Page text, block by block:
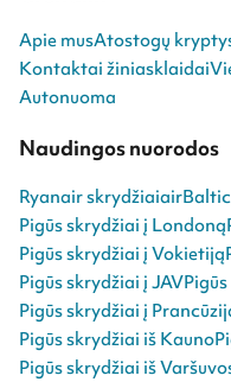
Apie musAtostogų
Kontaktai žiniasklaidai
Autonuoma
Naudingos nuorodos
Ryanair skrydžiai
Pigūs skrydžiai į Londoną
Pigūs skrydžiai į Vokietiją
Pigūs skrydžiai į JAV
Pigūs skrydžiai į
Pigūs skrydžiai iš Kauno
Pigūs skrydžiai iš